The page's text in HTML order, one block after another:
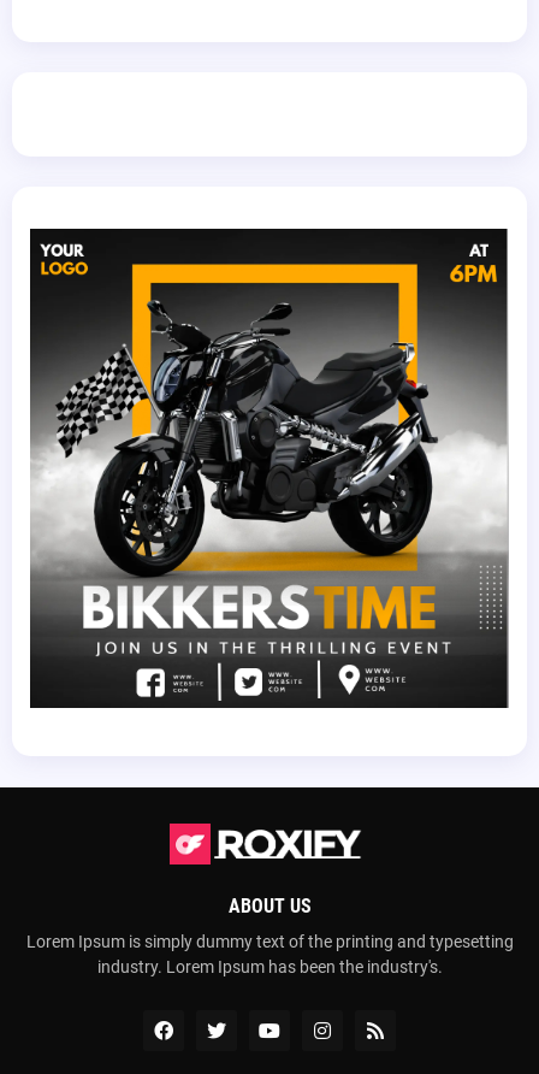
ABOUT US
Lorem Ipsum is simply dummy text of the printing and typesetting
industry. Lorem Ipsum has been the industry's.